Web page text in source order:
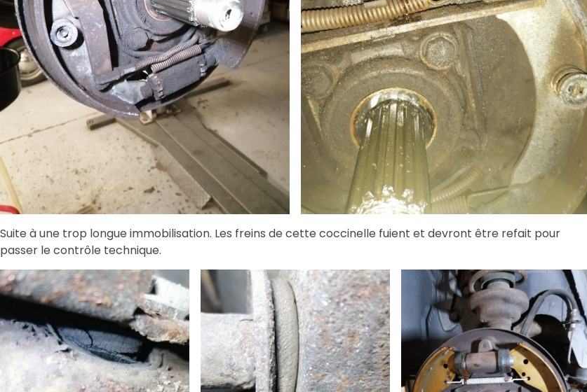
Suite à une trop longue immobilisation. Les freins de cette coccinelle fuient et devront être refait pour
passer le contrôle technique.